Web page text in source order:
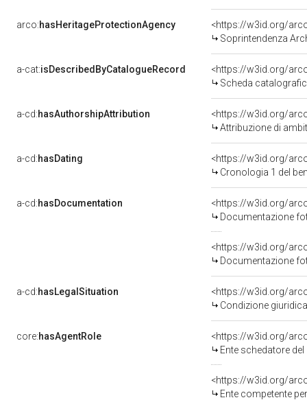
arco:hasHeritageProtectionAgency
<https://w3id.org/
Soprintendenza
a-cat:isDescribedByCatalogueRecord
<https://w3id.org/
Scheda
a-cd:hasAuthorshipAttribution
<https://w3id.org/
Attribuzione di
a-cd:hasDating
<https://w3id.org/
Cronologia 1 del
a-cd:hasDocumentation
Documentazione
Documentazione
a-cd:hasLegalSituation
Condizione
core:hasAgentRole
<https://w3id.org/
Ente schedatore del bene
<https://w3id.org/
Ente competente per tutela